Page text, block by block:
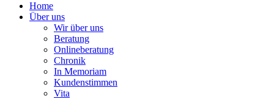
Home
Über uns
Wir über uns
Beratung
Onlineberatung
Chronik
In Memoriam
Kundenstimmen
Vita